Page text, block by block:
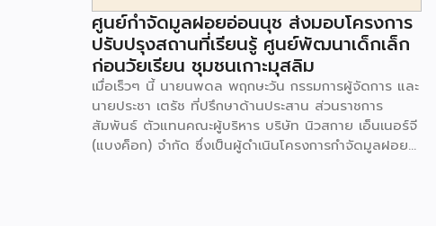
ศูนย์กำจัดมูลฝอยอ่อนนุช ส่งมอบโครงการ
ปรับปรุงสถานที่เรียนรู้ ศูนย์พัฒนาเด็กเล็ก
ก่อนวัยเรียน ชุมชนเกาะมุสลิม
เมื่อเร็วๆ นี้ นายนพดล พฤกษะวัน กรรมการผู้จัดการ และ
นายประชา เตรัช ที่ปรึกษาด้านประสาน ส่วนราชการ
สัมพันธ์ ตัวแทนคณะผู้บริหาร บริษัท นิวสกาย เอ็นเนอร์จี
(แบงค็อก) จํากัด ซึ่งเป็นผู้ดำเนินโครงการกำจัดมูลฝอย